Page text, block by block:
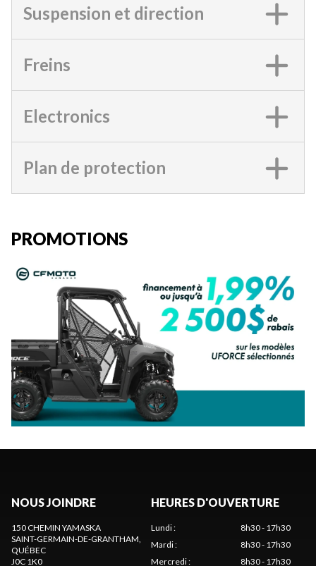
Suspension et direction
Freins
Electronics
Plan de protection
PROMOTIONS
NOUS JOINDRE
150 CHEMIN YAMASKA
SAINT-GERMAIN-DE-GRANTHAM,
QUÉBEC
J0C 1K0
HEURES D'OUVERTURE
Lundi:
8h30 - 17h30
Mardi:
8h30 - 17h30
Mercredi: 8h30 - 17h30